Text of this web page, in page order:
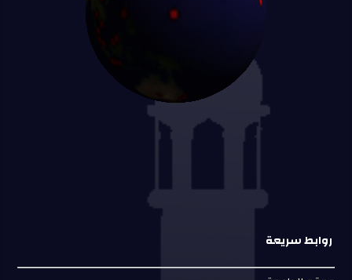
روابط سريعة